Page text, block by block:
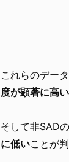
これらのデー
度が顕著に高い
そして非SAD
に低いことが